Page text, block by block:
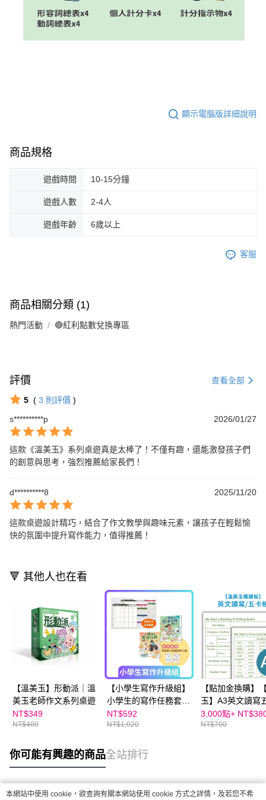
顯示電腦版詳細說明
商品規格
遊戲時間 10-15分鐘
遊戲人數 2-4人
遊戲年齡 6歲以上
客服
商品相關分類 (1)
熱門活動 🔴紅利點數兌換專區
評價 查看全部
5 ( 3 則評價 )
s**********p
2026/01/27
這款《溫美玉》系列桌遊真是太棒了！不僅有趣，還能激發孩子們
的創意與思考，強烈推薦給家長們！
d**********8 2025/11/20
這款桌遊設計精巧，結合了作文教學與趣味元素，讓孩子在輕鬆愉
快的氛圍中提升寫作能力，值得推薦！
🔻 其他人也在看
【溫美玉】形動派｜溫
美玉老師作文系列桌遊
NT$349
NT$400
【小學生寫作升級組】
小學生的寫作任務套書
（附贈超實用心智圖任
務卡2張）+【溫美玉】
NT$592
NT$1,020
【點加金換購】
玉】A3英文讀寫
板(20張/包)｜學
死背↘
3,000點+
NT$700
你可能有興趣的商品全站排行
本網站中使用 cookie，欲查詢有關本網站使用 cookie 方式之詳情，及若您不希